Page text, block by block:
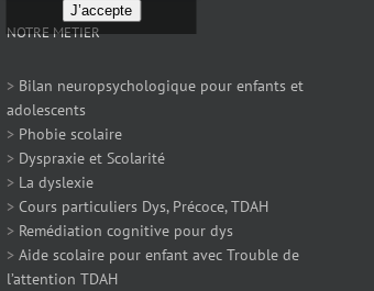
J’accepte
NOTRE METIER
> Bilan neuropsychologique pour enfants et
adolescents
> Phobie scolaire
> Dyspraxie et Scolarité
> La dyslexie
> Cours particuliers Dys, Précoce, TDAH
> Remédiation cognitive pour dys
> Aide scolaire pour enfant avec Trouble de
l’attention TDAH